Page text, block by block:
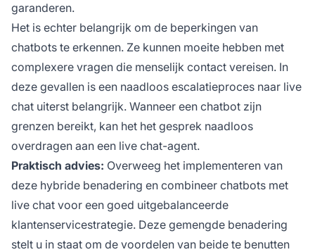
garanderen.
Het is echter belangrijk om de beperkingen van
chatbots te erkennen. Ze kunnen moeite hebben met
complexere vragen die menselijk contact vereisen. In
deze gevallen is een naadloos escalatieproces naar live
chat uiterst belangrijk. Wanneer een chatbot zijn
grenzen bereikt, kan het het gesprek naadloos
overdragen aan een live chat-agent.
Praktisch advies: Overweeg het implementeren van
deze hybride benadering en combineer chatbots met
live chat voor een goed uitgebalanceerde
klantenservicestrategie. Deze gemengde benadering
stelt u in staat om de voordelen van beide te benutten